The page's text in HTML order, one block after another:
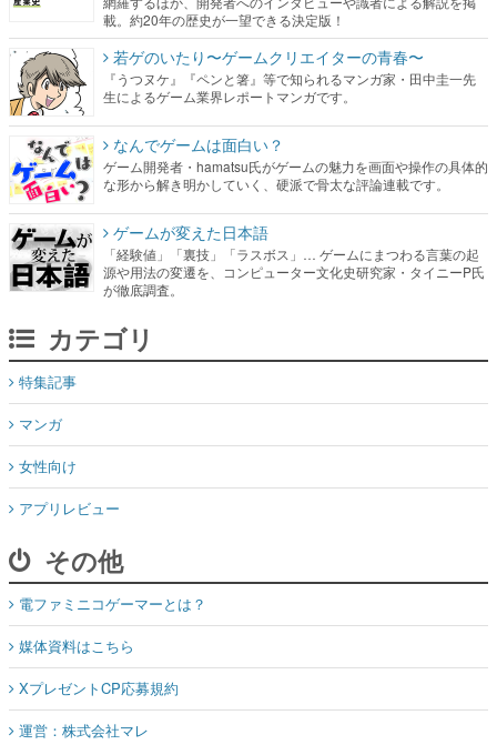
載。約20年の歴史が一望できる決定版！
若ゲのいたり〜ゲームクリエイターの青春〜
『うつヌケ』『ペンと箸』等で知られるマンガ家・田中圭一先
生によるゲーム業界レポートマンガです。
なんでゲームは面白い？
ゲーム開発者・hamatsu氏がゲームの魅力を画面や操作の具体的
な形から解き明かしていく、硬派で骨太な評論連載です。
ゲームが変えた日本語
「経験値」「裏技」「ラスボス」… ゲームにまつわる言葉の起
源や用法の変遷を、コンピューター文化史研究家・タイニーP氏
が徹底調査。
カテゴリ
特集記事
マンガ
女性向け
アプリレビュー
その他
電ファミニコゲーマーとは？
媒体資料はこちら
XプレゼントCP応募規約
運営：株式会社マレ